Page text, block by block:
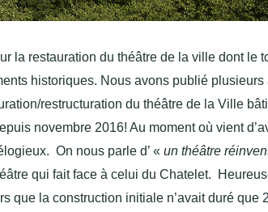
la restauration du théâtre de la ville dont le
historiques. Nous avons publié
restructuration du théâtre de la Ville
novembre 2016! Au moment où vient
On nous parle d’ « un théâtre
qui fait face à celui du Chatelet.
que la construction initiale n’avait duré que